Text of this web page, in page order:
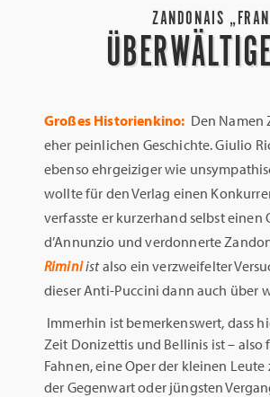
ZANDONAIS
Großes Historienkino: Den
eher peinlichen Geschichte. Giulio
ebenso ehrgeiziger wie
wollte für den Verlag einen
verfasste er kurzerhand selbst
d’Annunzio und verdonnerte
Riminiistalso ein verzweifelter
dieser Anti-Puccini dann auch über
Immerhin ist bemerkenswert, dass
Zeit Donizettis und Bellinis ist – also
Fahnen, eine Oper der kleinen
der Gegenwart oder jüngsten